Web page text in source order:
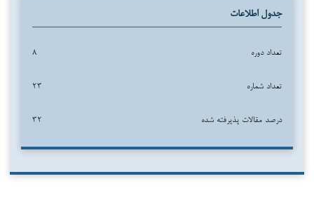
جدول اطلاعات
تعداد دوره ۸
تعداد شماره ۲۳
درصد مقالات پذیرفته شده ۳۲